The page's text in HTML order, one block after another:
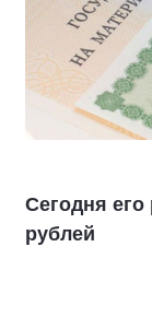
Сегодня его
рублей